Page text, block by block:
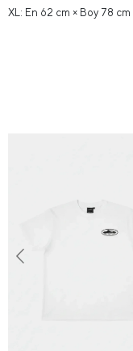
XL: En 62 cm × Boy 78 cm